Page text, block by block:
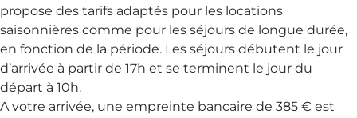
propose des tarifs adaptés pour les locations
saisonnières comme pour les séjours de longue durée,
en fonction de la période. Les séjours débutent le jour
d’arrivée à partir de 17h et se terminent le jour du
départ à 10h.
A votre arrivée, une empreinte bancaire de 385 € est